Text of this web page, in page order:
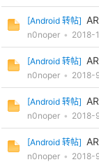
[Android 转帖]
n0noper • 2018-
[Android 转帖]
n0noper • 2018-
[Android 转帖]
n0noper • 2018-
[Android 转帖]
n0noper • 2018-